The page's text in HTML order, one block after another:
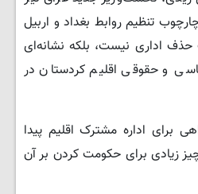
تنظیم روابط بغداد و اربیل
اداری نیست، بلکه نشانه‌ای
و حقوقی اقلیم کردستان در
برای اداره مشترک اقلیم پیدا
زیادی برای حکومت کردن بر آن